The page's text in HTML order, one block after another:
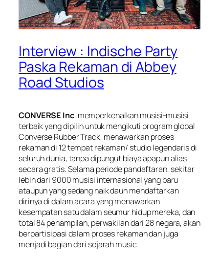
Interview : Indische Party
Paska Rekaman di Abbey
Road Studios
CONVERSE Inc. memperkenalkan musisi-musisi
terbaik yang dipilih untuk mengikuti program global
Converse Rubber Track, menawarkan proses
rekaman di 12 tempat rekaman/ studio legendaris di
seluruh dunia, tanpa dipungut biaya apapun alias
secara gratis. Selama periode pandaftaran, sekitar
lebih dari 9000 musisi internasional yang baru
ataupun yang sedang naik daun mendaftarkan
dirinya di dalam acara yang menawarkan
kesempatan satu dalam seumur hidup mereka, dan
total 84 penampilan, perwakilan dari 28 negara, akan
berpartisipasi dalam proses rekaman dan juga
menjadi bagian dari sejarah music